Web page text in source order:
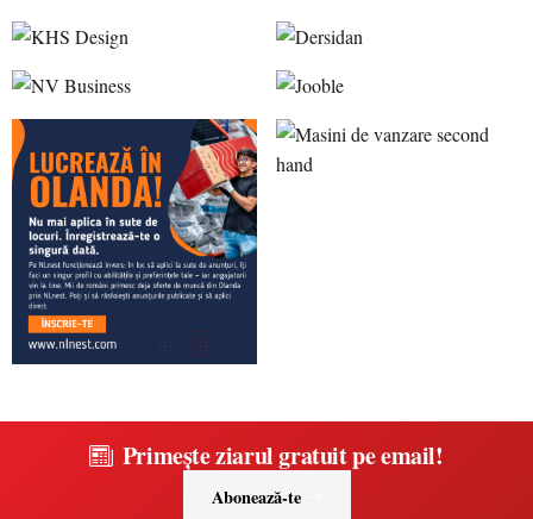
Primește ziarul gratuit pe email!
Abonează-te